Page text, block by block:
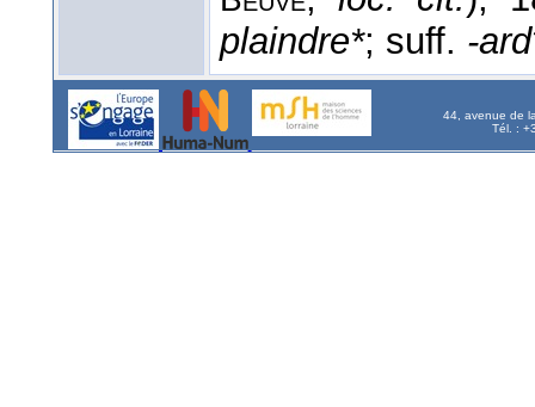
plaindre*; suff. -
44, avenue de
Tél. :